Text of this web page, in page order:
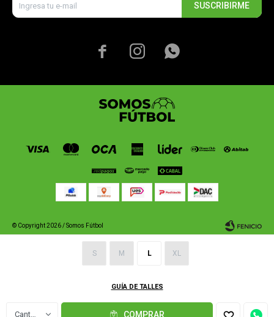
S M L XL
GUÍA DE TALLES
COMPRAR
SUSCRIBIRME
  
© Copyright 2026 / Somos Fútbol